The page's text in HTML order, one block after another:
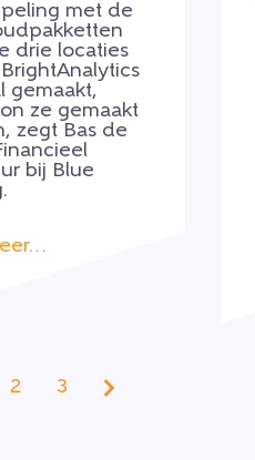
met de
drie locaties
gemaakt,
ze gemaakt
zegt Bas de
bij Blue
2 3